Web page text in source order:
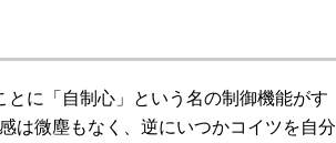
に「自制心」という名の制御機能がす
は微塵もなく、逆にいつかコイツを自分